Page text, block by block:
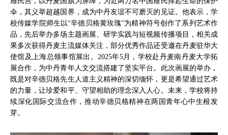
伞，其义举超越国界，成为中丹友谊不可磨灭的见证。他表示，学
校传媒学院师生以“辛德贝格黄玫瑰”为精神符号创作了系列艺术作
品，先后举办多场主题画展、研学实践与短视频传播项目，相关成
果多次获得丹麦主流媒体关注，部分优秀作品还受邀在丹麦驻华大
使馆及上海总领事馆展出。2025年5月，学校赴丹麦南丹麦大学拓
展合作，为中丹青年人文交流搭建了坚实平台。此次画展的举办，
既是对辛德贝格先生人道主义精神的深切缅怀，更是希望通过艺术
的力量，让珍爱和平、守望相助的理念深入人心。未来，学校将持
续深化国际交流合作，推动辛德贝格精神在两国青年心中生根发
芽。